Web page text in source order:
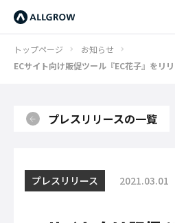
トップページ
お知らせ
ECサイト向け販促ツール『EC花子』をリリ
プレスリリースの一覧
プレスリリース 2021.03.01